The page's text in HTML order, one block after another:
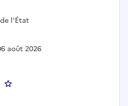
l'État
août 2026
: STAT - SITE DE TOURS //